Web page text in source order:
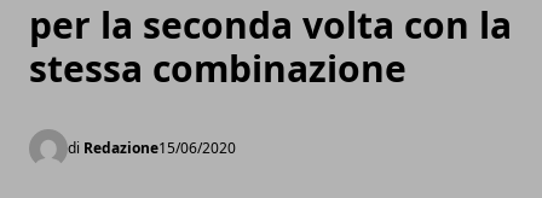
per la seconda volta con la
stessa combinazione
di Redazione15/06/2020